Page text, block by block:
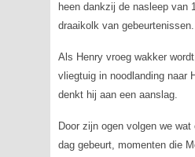
heen dankzij de nasleep van
draaikolk van gebeurtenissen.
Als Henry vroeg wakker
vliegtuig in noodlanding naar
denkt hij aan een aanslag.
Door zijn ogen volgen we
dag gebeurt, momenten die